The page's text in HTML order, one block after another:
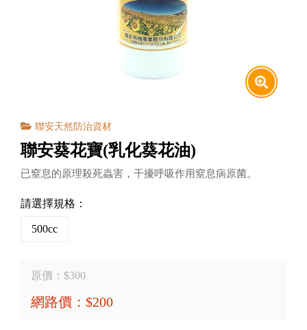
聯安天然防治資材
聯安葵花寶(乳化葵花油)
已窒息的原理殺死蟲害，干擾呼吸作用窒息病原菌。
請選擇規格：
500cc
原價：$300
網路價：$200